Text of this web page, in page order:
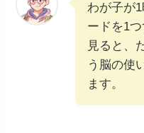
わが子が
ードを1
見ると、
う脳の使
ます。